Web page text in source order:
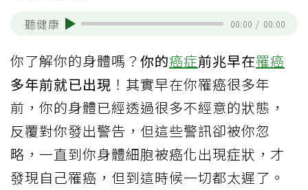
聽健康 00:00 / 00:00
你了解你的身體嗎？ 你的癌症前兆早在罹癌
多年前就已出現 ！其實早在你罹癌很多年
前，你的身體已經透過很多不經意的狀態，
反覆對你發出警告，但這些警訊卻被你忽
略，一直到你身體細胞被癌化出現症狀，才
發現自己罹癌，但到這時候一切都太遲了。